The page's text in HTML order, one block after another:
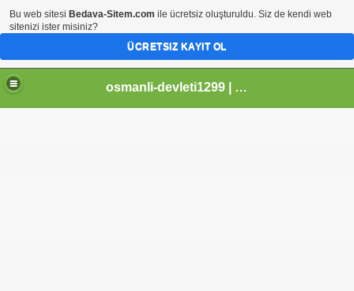
osmanli-devleti1299 | Osmanli Devleti | osmanli padisahlari | osmanli vezirleri | Osmanli Ansiklopedi Bilgileri
Bu web sitesi Bedava-Sitem.com ile ücretsiz oluşturuldu. Siz de kendi web
sitenizi ister misiniz?
ÜCRETSIZ KAYIT OL